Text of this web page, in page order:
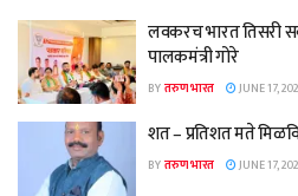
लवकरच भारत तिसरी
पालकमंत्री गोरे
BYतरुण भारत JUNE 17,
शत – प्रतिशत मते
BYतरुण भारत JUNE 17,